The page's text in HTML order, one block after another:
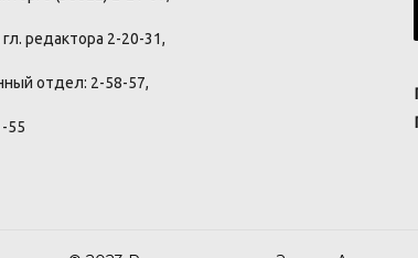
редактора 2-20-31,
отдел: 2-58-57,
55